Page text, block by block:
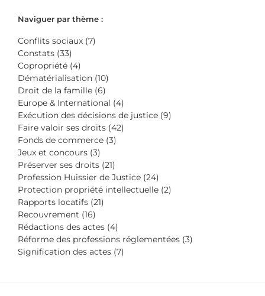
Naviguer par thème :
Conflits sociaux (7)
Constats (33)
Copropriété (4)
Dématérialisation (10)
Droit de la famille (6)
Europe & International (4)
Exécution des décisions de justice (9)
Faire valoir ses droits (42)
Fonds de commerce (3)
Jeux et concours (3)
Préserver ses droits (21)
Profession Huissier de Justice (24)
Protection propriété intellectuelle (2)
Rapports locatifs (21)
Recouvrement (16)
Rédactions des actes (4)
Réforme des professions réglementées (3)
Signification des actes (7)